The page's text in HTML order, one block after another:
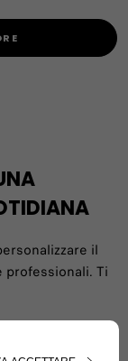
il
professionali. Ti